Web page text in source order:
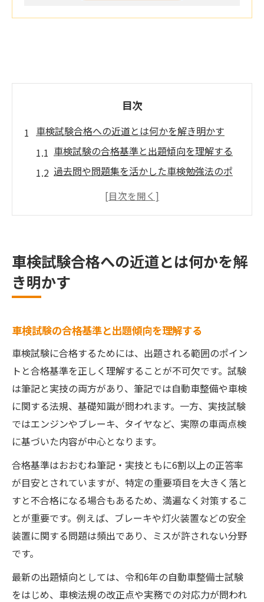
目次
車検試験合格への近道とは何かを解き明かす
車検試験の合格基準と出題傾向を理解する
過去問や問題集を活かした車検勉強法のポ
車検試験で注意すべき落とし穴と克服方法
効率アップに役立つ車検対策アプリの活用法
解説
コツ
隙間時間学習に最適な車検アプリの活用事
例紹介
車検試験に役立つ暗記カード機能の活用法
とは
自動車整備士試験対応アプリと相乗効果の
車検で落ちやすいポイントと克服のコツを伝授
車検で不合格になりやすい項目の特徴を把
握
認
車検のNGポイントとその原因を徹底分析
車検試験合格への近道とは何かを解
き明かす
車検試験の合格基準と出題傾向を理解する
車検試験に合格するためには、出題される範囲のポイン
トと合格基準を正しく理解することが不可欠です。試験
は筆記と実技の両方があり、筆記では自動車整備や車検
に関する法規、基礎知識が問われます。一方、実技試験
ではエンジンやブレーキ、タイヤなど、実際の車両点検
に基づいた内容が中心となります。
合格基準はおおむね筆記・実技ともに6割以上の正答率
が目安とされていますが、特定の重要項目を大きく落と
すと不合格になる場合もあるため、満遍なく対策するこ
とが重要です。例えば、ブレーキや灯火装置などの安全
装置に関する問題は頻出であり、ミスが許されない分野
です。
最新の出題傾向としては、令和6年の自動車整備士試験
をはじめ、車検法規の改正点や実務での対応力が問われ